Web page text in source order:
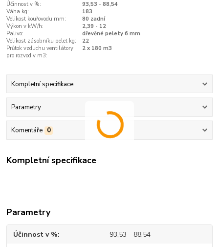
Účinnost v %:
93,53 - 88,54
Váha kg:
183
Velikost kouřovodu mm:
80 zadní
Výkon v kW/h:
2,39 - 12
Palivo:
dřevěné pelety 6 mm
Velikost zásobníku pelet kg:
22
Průtok vzduchu ventilátory
pro rozvod v m3:
2 x 180 m3
Kompletní specifikace
Parametry
Komentáře 0
Kompletní specifikace
Parametry
Účinnost v % 93,53 - 88,54